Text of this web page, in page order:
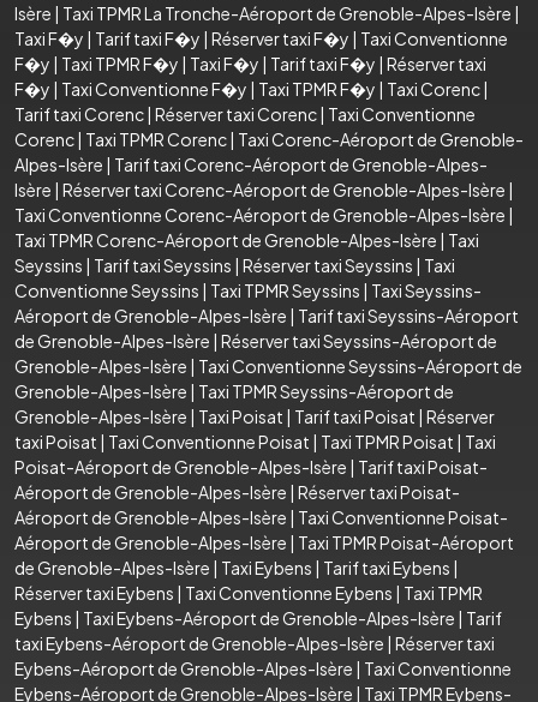
Isère | Taxi TPMR La Tronche-Aéroport de Grenoble-Alpes-Isère |
Taxi F�y | Tarif taxi F�y | Réserver taxi F�y | Taxi Conventionne
F�y | Taxi TPMR F�y | Taxi F�y | Tarif taxi F�y | Réserver taxi
F�y | Taxi Conventionne F�y | Taxi TPMR F�y | Taxi Corenc|
Tarif taxi Corenc| Réserver taxi Corenc| Taxi Conventionne
Corenc| Taxi TPMR Corenc| Taxi Corenc-Aéroport de Grenoble-
Alpes-Isère | Tarif taxi Corenc-Aéroport de Grenoble-Alpes-
Isère | Réserver taxi Corenc-Aéroport de Grenoble-Alpes-Isère |
Taxi Conventionne Corenc-Aéroport de Grenoble-Alpes-Isère |
Taxi TPMR Corenc-Aéroport de Grenoble-Alpes-Isère | Taxi
Seyssins | Tarif taxi Seyssins | Réserver taxi Seyssins | Taxi
Conventionne Seyssins | Taxi TPMR Seyssins | Taxi Seyssins-
Aéroport de Grenoble-Alpes-Isère | Tarif taxi Seyssins-Aéroport
de Grenoble-Alpes-Isère | Réserver taxi Seyssins-Aéroport de
Grenoble-Alpes-Isère | Taxi Conventionne Seyssins-Aéroport de
Grenoble-Alpes-Isère | Taxi TPMR Seyssins-Aéroport de
Grenoble-Alpes-Isère | Taxi Poisat | Tarif taxi Poisat | Réserver
taxi Poisat | Taxi Conventionne Poisat | Taxi TPMR Poisat | Taxi
Poisat-Aéroport de Grenoble-Alpes-Isère | Tarif taxi Poisat-
Aéroport de Grenoble-Alpes-Isère | Réserver taxi Poisat-
Aéroport de Grenoble-Alpes-Isère | Taxi Conventionne Poisat-
Aéroport de Grenoble-Alpes-Isère | Taxi TPMR Poisat-Aéroport
de Grenoble-Alpes-Isère | Taxi Eybens | Tarif taxi Eybens |
Réserver taxi Eybens | Taxi Conventionne Eybens | Taxi TPMR
Eybens | Taxi Eybens-Aéroport de Grenoble-Alpes-Isère | Tarif
taxi Eybens-Aéroport de Grenoble-Alpes-Isère | Réserver taxi
Eybens-Aéroport de Grenoble-Alpes-Isère | Taxi Conventionne
Eybens-Aéroport de Grenoble-Alpes-Isère | Taxi TPMR Eybens-